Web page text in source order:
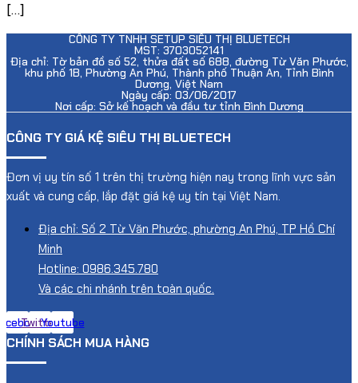
[…]
CÔNG TY TNHH SETUP SIÊU THỊ BLUETECH
MST: 3703052141
Địa chỉ: Tờ bản đồ số 52, thửa đất số 688, đường Từ Văn Phước,
khu phố 1B, Phường An Phú, Thành phố Thuận An, Tỉnh Bình
Dương, Việt Nam
Ngày cấp: 03/06/2017
Nơi cấp: Sở kế hoạch và đầu tư tỉnh Bình Dương
CÔNG TY GIÁ KỆ SIÊU THỊ BLUETECH
Đơn vị uy tín số 1 trên thị trường hiện nay trong lĩnh vực sản
xuất và cung cấp, lắp đặt giá kệ uy tín tại Việt Nam.
Địa chỉ: Số 2 Từ Văn Phước, phường An Phú, TP Hồ Chí
Minh
Hotline: 0986.345.780
Và các chi nhánh trên toàn quốc.
TwitterYoutube
CHÍNH SÁCH MUA HÀNG